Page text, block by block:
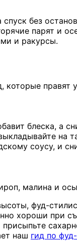
без
парят и
и ракурсы.
которые правят
блеска, а
на
соусу, и
малина и
фуд-
хороши при
наш гид по